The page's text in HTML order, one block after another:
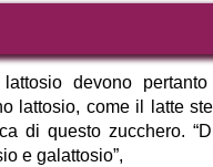
lattosio devono
lattosio, come il latte
di questo zucchero.
e galattosio”,